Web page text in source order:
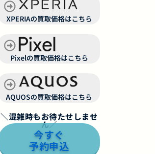
XPERIAの買取価格はこちら
Pixelの買取価格はこちら
AQUOSの買取価格はこちら
＼混雑時もお待たせしませ
ん／
今すぐ
予約申込